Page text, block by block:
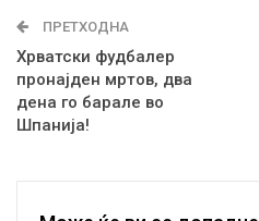
ПРЕТХОДНА
Хрватски фудбалер
пронајден мртов, два
дена го барале во
Шпанија!